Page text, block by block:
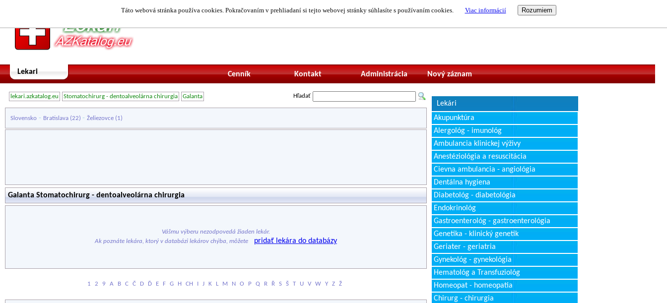
Táto webová stránka používa cookies. Pokračovaním v prehliadaní si tejto webovej stránky súhlasíte s používaním cookies. Viac informácií
Lekari Nový záznam
Administrácia
Kontakt
Cenník
lekari.azkatalog.eu Stomatochirurg - dentoalveolárna chirurgia Galanta Hľadať
Slovensko - Bratislava (22) - Želiezovce (1)
Galanta Stomatochirurg - dentoalveolárna chirurgia
Vášmu výberu nezodpovedá žiaden lekár.
Ak poznáte lekára, ktorý v databázi lekárov chýba, môžete
pridať lekára do databázy
1 2 9 A B C Č D Ď E F G H CH I J K L M N O P Q R Ř S Š T U V W Y Z Ž
Lekári
Akupunktúra
Alergológ - imunológ
Ambulancia klinickej výživy
Anestéziológia a resuscitácia
Cievna ambulancia - angiológia
Dentálna hygiena
Diabetológ - diabetológia
Endokrinológ
Gastroenterológ - gastroenterológia
Genetika - klinický genetik
Geriater - geriatria
Gynekológ - gynekológia
Hematológ a Transfuziológ
Homeopat - homeopatia
Chirurg - chirurgia